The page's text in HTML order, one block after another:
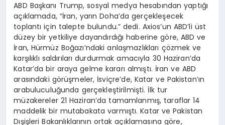
ABD Başkanı Trump, sosyal medya hesabından yaptığı
açıklamada, “İran, yarın Doha’da gerçekleşecek
toplantı için talepte bulundu.” dedi. Axios’un ABD’li üst
düzey bir yetkiliye dayandırdığı haberine göre, ABD ve
İran, Hürmüz Boğazı’ndaki anlaşmazlıkları çözmek ve
karşılıklı saldırıları durdurmak amacıyla 30 Haziran’da
Katar’da bir araya gelme kararı almıştı. İran ve ABD
arasındaki görüşmeler, İsviçre’de, Katar ve Pakistan’ın
arabuluculuğunda gerçekleştirilmişti. İlk tur
müzakereler 21 Haziran’da tamamlanmış, taraflar 14
maddelik bir mutabakata varmıştı. Katar ve Pakistan
Dışişleri Bakanlıklarının ortak açıklamasına göre,